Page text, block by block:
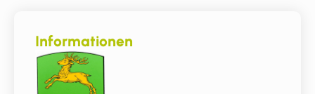
Informationen